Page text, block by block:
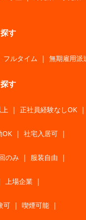
す
フルタイム | 無期雇用派
す
| 正社員経験なしOK |
OK | 社宅入居可 |
のみ | 服装自由 |
上場企業 |
可 | 喫煙可能 |